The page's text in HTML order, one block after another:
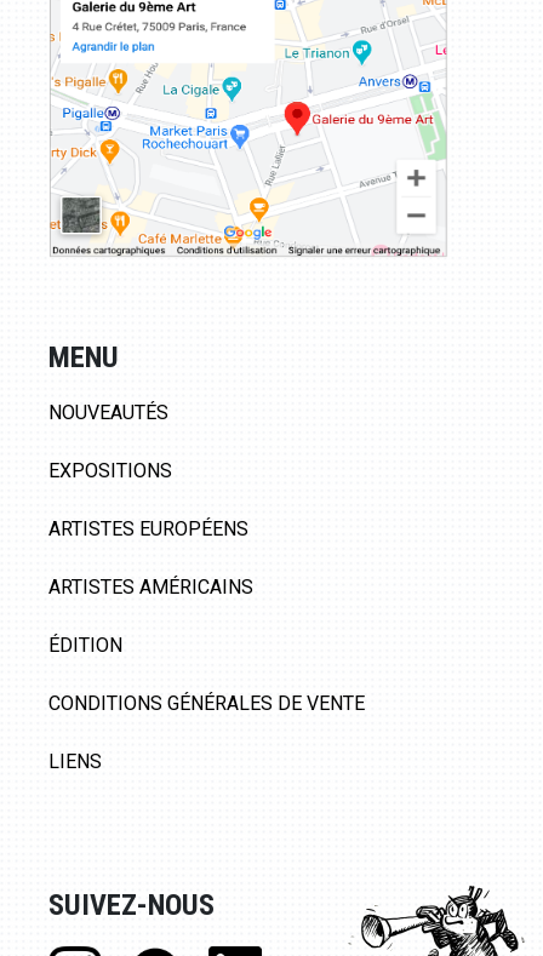
MENU
NOUVEAUTÉS
EXPOSITIONS
ARTISTES EUROPÉENS
ARTISTES AMÉRICAINS
ÉDITION
CONDITIONS GÉNÉRALES DE VENTE
LIENS
SUIVEZ-NOUS